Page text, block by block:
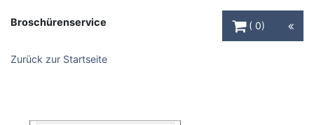
Broschürenservice
0
Zurück zur Startseite